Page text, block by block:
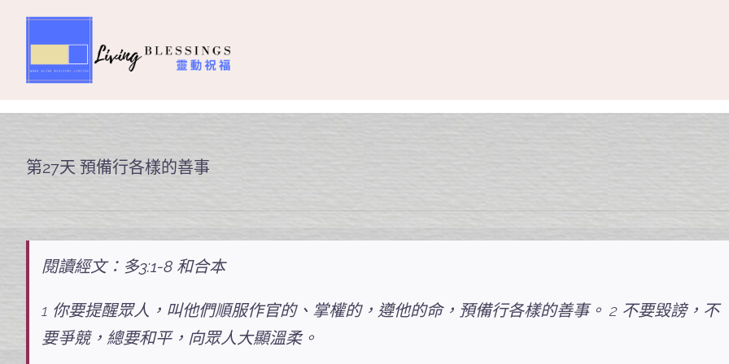
Skip
content
Search
第27天 預備行各樣的善事
閱讀經文：多3:1-8 和合本
1 你要提醒眾人，叫他們順服作官的、掌權的，遵他的命，預備行各樣的善事。 2 不要毀謗，不
要爭競，總要和平，向眾人大顯溫柔。